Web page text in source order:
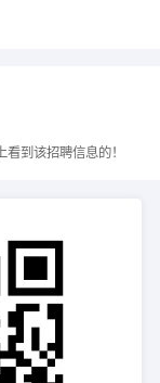
到该招聘信息的！